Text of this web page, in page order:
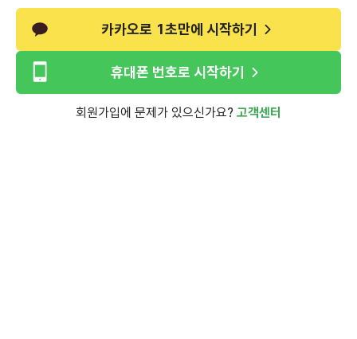
카카오로 1초만에 시작하기
휴대폰 번호로 시작하기
회원가입에 문제가 있으신가요? 고객센터